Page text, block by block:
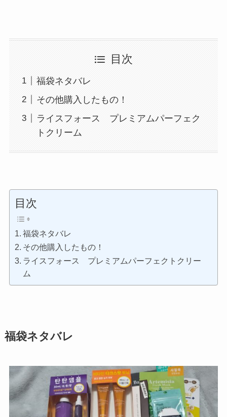
目次
福袋ネタバレ
その他購入したもの！
ライスフォース プレミアムパーフェク
トクリーム
目次
福袋ネタバレ
その他購入したもの！
ライスフォース プレミアムパーフェクトクリー
ム
福袋ネタバレ